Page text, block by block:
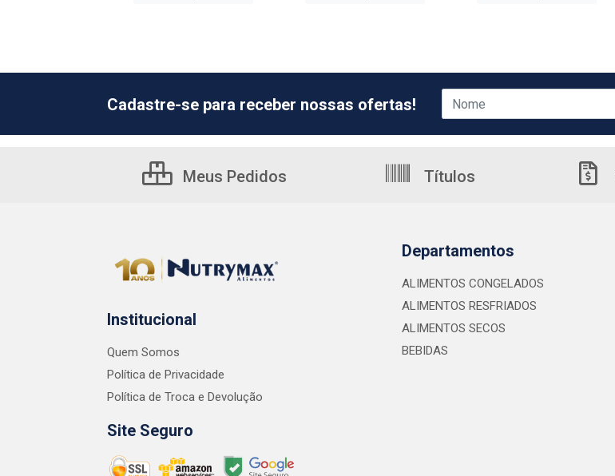
Cadastre-se para receber nossas ofertas!
Meus Pedidos Títulos
Institucional
Quem Somos
Política de Privacidade
Política de Troca e Devolução
Site Seguro
Departamentos
ALIMENTOS CONGELADOS
ALIMENTOS RESFRIADOS
ALIMENTOS SECOS
BEBIDAS